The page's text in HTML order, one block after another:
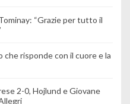
“Grazie per tutto il
che risponde con il cuore e la
2-0, Hojlund e Giovane